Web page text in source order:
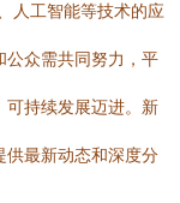
人工智能等技术的应
公众需共同努力，平
可持续发展迈进。新
供最新动态和深度分